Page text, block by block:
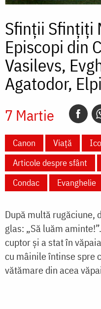
Sfinții Sfinţiţi
Episcopi din
Vasilevs,
Agatodor,
7 Martie
Canon Viață
Articole despre sfânt
Condac
Evanghelie
După multă rugăciune,
glas: „Să luăm
cuptor și a stat în
cu mâinile întinse spre
vătămare din acea